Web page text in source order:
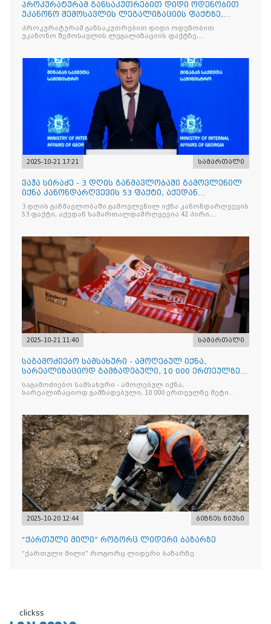
პროკურატურამ განსაკუთრებით დიდი ოდენობით
უკანონო შემოსავლის ლეგალიზაციის ფაქტზე,
საქართველოს ყოფილ პ
პროკურატურამ განსაკუთრებით დიდი ოდენობით
უკანონო შემოსავლის ლეგალიზაციის ფაქტზე,
2025-10-21 17:21 სამართალი
ვაჟა სირაძე - 3 დღის განმავლობაში გამოვლენილ
იქნა კანონდარღვევის 53 ფაქტი, აქედან
სამართალდამრღვევია
3 დღის განმავლობაში გამოვლენილ იქნა კანონდარღვევის
53 ფაქტი, აქედან სამართალდამრღვევია 42 პირი,
2025-10-21 11:40 სამართალი
საგამოძიებო სამსახური - ამოღებულ იქნა,
სარეალიზაციოდ გამზადებული, 10 000 ერთეულზე
მეტი „Jacobs Monar
საგამოძიებო სამსახური - ამოღებულ იქნა,
სარეალიზაციოდ გამზადებული, 10 000 ერთეულზე მეტი
„Raffaello”-ს სასაქონლო ნიშნით უკანონო ნიშანდებული
ტკბილეული
2025-10-20 12:44 ბიზნეს ნიუსი
“ქართული მილი” როგორც ლიდერი ბაზარზე
“ქართული მილი” როგორც ლიდერი ბაზარზე
clickss